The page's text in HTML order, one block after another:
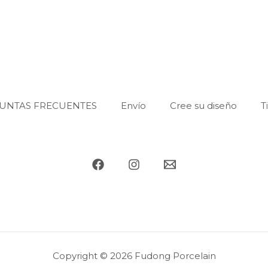
FRECUENTES Envío Cree su diseño
Copyright © 2026 Fudong Porcelain